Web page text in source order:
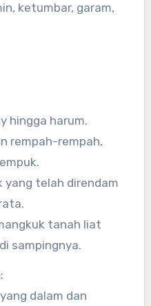
ketumbar, garam,
hingga harum.
rempah-rempah,
yang telah direndam
tanah liat
sampingnya.
:
dalam dan